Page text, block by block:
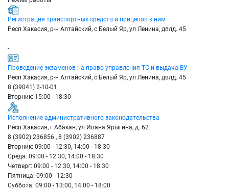
Регистрация транспортных средств и прицепов к ним
Респ Хакасия, р-н Алтайский, с Белый Яр, ул Ленина, двлд. 45
-
-
Проведение экзаменов на право управления ТС и выдача ВУ
Респ Хакасия, р-н Алтайский, с Белый Яр, ул Ленина, двлд. 45
8 (39041) 2-10-01
Вторник: 15:00 - 18:30
Исполнение административного законодательства
Респ Хакасия, г Абакан, ул Ивана Ярыгина, д. 62
8 (3902) 236856 , 8 (3902) 236887
Вторник: 09:00 - 12:30, 14:00 - 18:30
Среда: 09:00 - 12:30, 14:00 - 18:30
Четверг: 09:00 - 12:30, 14:00 - 18:30
Пятница: 09:00 - 12:30
Суббота: 09:00 - 13:00, 14:00 - 18:00